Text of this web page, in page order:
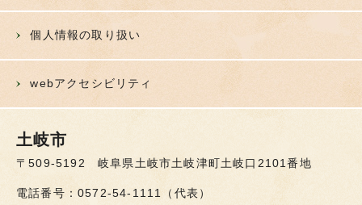
個人情報の取り扱い
webアクセシビリティ
土岐市
〒509-5192 岐阜県土岐市土岐津町土岐口2101番地
電話番号：0572-54-1111（代表）